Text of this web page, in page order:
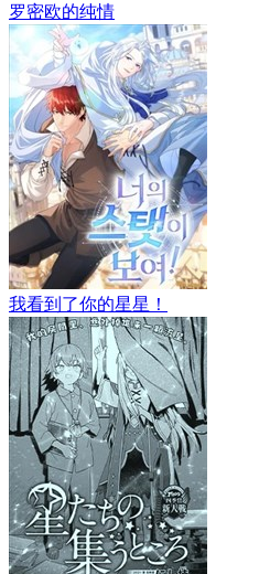
罗密欧的纯情
我看到了你的星星！